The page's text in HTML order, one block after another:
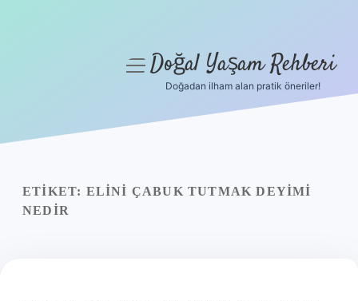
Yasal Uyarı
menüyüDoğal Yaşam Rehberi
Doğadan ilham alan pratik öneriler!
ETIKET: ELINI ÇABUK TUTMAK DEYIMI
NEDIR